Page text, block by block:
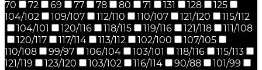
70
72 69 77 78 80 71 131 128
125
104/102
109/107 112/110 110/107 121/120
115/112
104/101
120/116 118/115 119/116 121/118
111/108
120/117
117/114 113/112 102/100
107/105
110/108
99/97 106/104 103/101 118/116
115/113
121/119
123/120 103/102 116/114 90/88
101/99